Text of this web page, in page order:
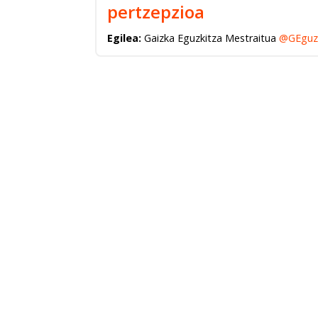
pertzepzioa
Egilea: Gaizka Eguzkitza Mestraitua